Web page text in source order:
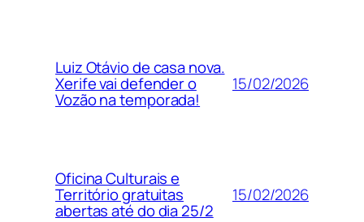
Luiz Otávio de casa nova.
Xerife vai defender o
Vozão na temporada!
15/02/2026
Oficina Culturais e
Território gratuitas
abertas até do dia 25/2
15/02/2026